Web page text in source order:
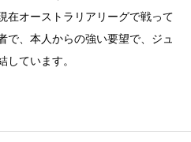
在オーストラリアリーグで戦って
で、本人からの強い要望で、ジュ
しています。